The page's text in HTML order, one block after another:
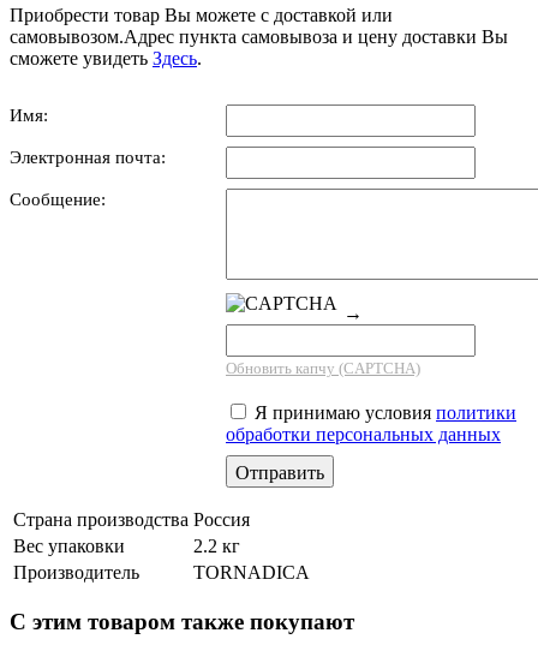
Приобрести товар Вы можете с доставкой или
самовывозом.Адрес пункта самовывоза и цену доставки Вы
сможете увидеть Здесь.
Имя:
Электронная почта:
Сообщение:
→
Обновить капчу (CAPTCHA)
Я принимаю условия политики
обработки персональных данных
Страна производства Россия
Вес упаковки
2.2 кг
Производитель
TORNADICA
С этим товаром также покупают